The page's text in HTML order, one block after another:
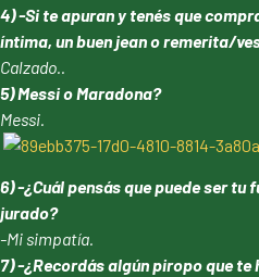
4) -Si te apuran y tenés que
íntima, un buen jean o remerita/
Calzado..
5) Messi o Maradona?
Messi.
6) -¿Cuál pensás que puede ser tu
jurado?
-Mi simpatía.
7) -¿Recordás algún piropo que te